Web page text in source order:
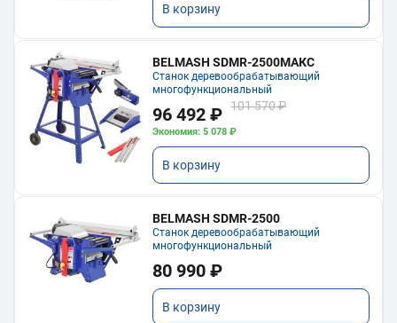
В корзину
BELMASH SDMR-2500МАКС
Станок деревообрабатывающий
многофункциональный
96 492 ₽ 101 570 ₽
Экономия: 5 078 ₽
В корзину
BELMASH SDMR-2500
Станок деревообрабатывающий
многофункциональный
80 990 ₽
В корзину